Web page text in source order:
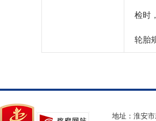
检时
轮胎
地址：淮安